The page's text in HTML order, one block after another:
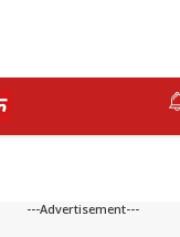
---Advertisement---